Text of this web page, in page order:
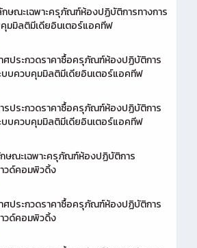
ษณะเฉพาะครุภัณฑ์ห้องปฏิบัติการทางการ
มิลติมีเดียอินเตอร์แอคทีฟ
าศประกวดราคาซื้อครุภัณฑ์ห้องปฏิบัติการ
บควบคุมมิลติมีเดียอินเตอร์แอคทีฟ
ารประกวดราคาซื้อครุภัณฑ์ห้องปฏิบัติการ
บควบคุมมิลติมีเดียอินเตอร์แอคทีฟ
ษณะเฉพาะครุภัณฑ์ห้องปฏิบัติการ
วด์คอมพิวดิ้ง
าศประกวดราคาซื้อครุภัณฑ์ห้องปฏิบัติการ
วด์คอมพิวดิ้ง